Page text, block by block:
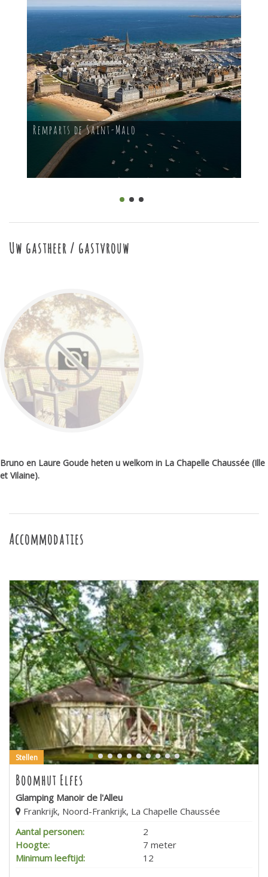
Remparts de Saint-Malo
Uw gastheer / gastvrouw
Bruno en Laure Goude heten u welkom in La Chapelle Chaussée (Ille
et Vilaine).
Accommodaties
Stellen
Boomhut Elfes
Glamping Manoir de l'Alleu
Frankrijk, Noord-Frankrijk, La Chapelle Chaussée
Aantal personen:
2
Hoogte:
7 meter
Minimum leeftijd:
12